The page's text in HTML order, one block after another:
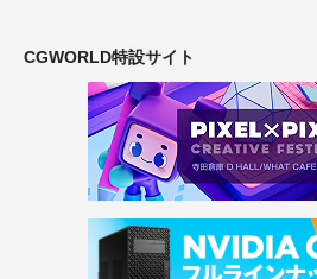
CGWORLD特設サイト